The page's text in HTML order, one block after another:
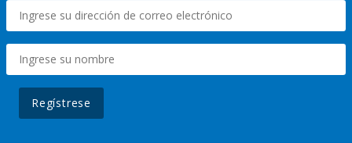
Regístrese